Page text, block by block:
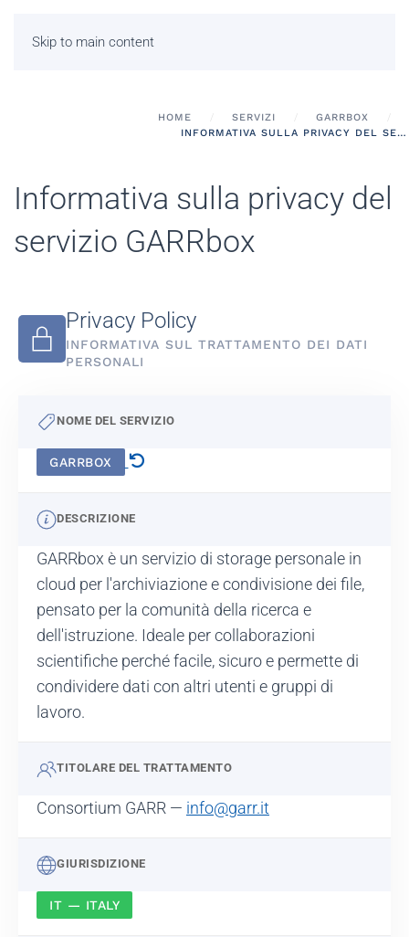
Skip to main content
HOME SERVIZI
GARRBOX
INFORMATIVA SULLA PRIVACY DEL SERVIZIO GARRBOX
Informativa sulla privacy del
servizio GARRbox
Privacy Policy
INFORMATIVA SUL TRATTAMENTO DEI DATI
PERSONALI
NOME DEL SERVIZIO
GARRBOX
DESCRIZIONE
GARRbox è un servizio di storage personale in
cloud per l'archiviazione e condivisione dei file,
pensato per la comunità della ricerca e
dell'istruzione. Ideale per collaborazioni
scientifiche perché facile, sicuro e permette di
condividere dati con altri utenti e gruppi di
lavoro.
TITOLARE DEL TRATTAMENTO
Consortium GARR — info@garr.it
GIURISDIZIONE
IT — ITALY